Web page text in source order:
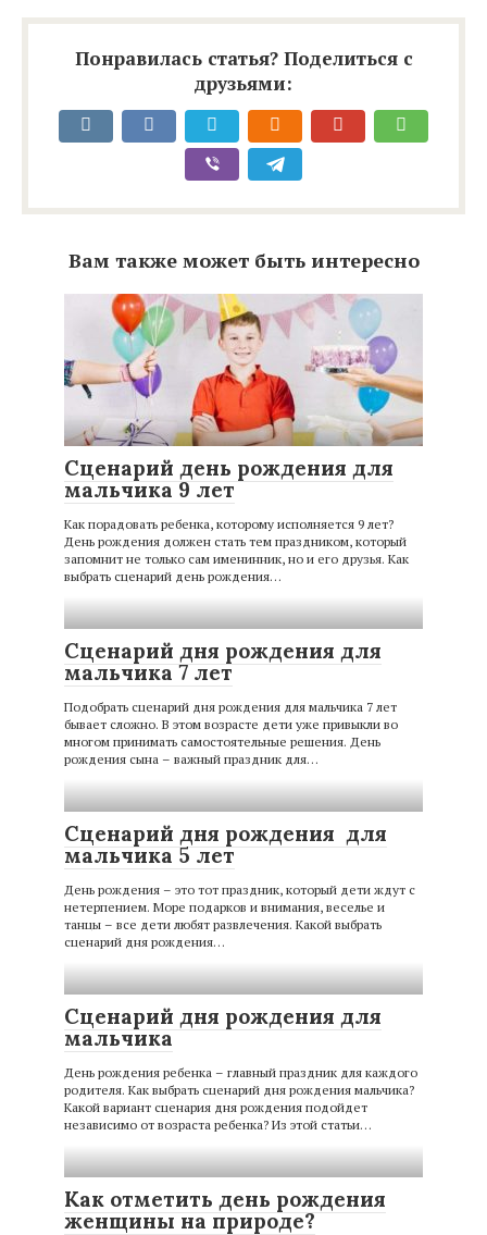
Понравилась статья? Поделиться с
друзьями:
Вам также может быть интересно
Сценарий день рождения для
мальчика 9 лет
Как порадовать ребенка, которому исполняется 9 лет?
День рождения должен стать тем праздником, который
запомнит не только сам именинник, но и его друзья. Как
выбрать сценарий день рождения…
Сценарий дня рождения для
мальчика 7 лет
Подобрать сценарий дня рождения для мальчика 7 лет
бывает сложно. В этом возрасте дети уже привыкли во
многом принимать самостоятельные решения. День
рождения сына – важный праздник для…
Сценарий дня рождения для
мальчика 5 лет
День рождения – это тот праздник, который дети ждут с
нетерпением. Море подарков и внимания, веселье и
танцы – все дети любят развлечения. Какой выбрать
сценарий дня рождения…
Сценарий дня рождения для
мальчика
День рождения ребенка – главный праздник для каждого
родителя. Как выбрать сценарий дня рождения мальчика?
Какой вариант сценария дня рождения подойдет
независимо от возраста ребенка? Из этой статьи…
Как отметить день рождения
женщины на природе?